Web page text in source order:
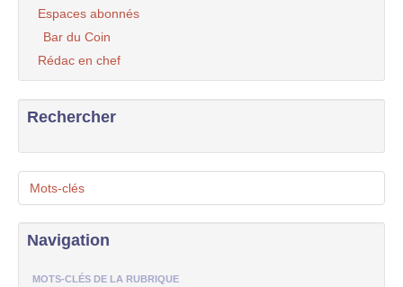
Espaces abonnés
Bar du Coin
Rédac en chef
Rechercher
Mots-clés
Navigation
MOTS-CLÉS DE LA RUBRIQUE